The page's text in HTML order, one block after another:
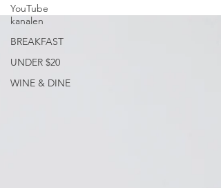
YouTube
kanalen
BREAKFAST
UNDER $20
WINE & DINE